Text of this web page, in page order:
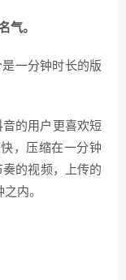
气。
一分钟时长的版
的用户更喜欢短
，压缩在一分钟
的视频，上传的
内。